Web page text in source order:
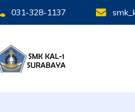
031-328-1137